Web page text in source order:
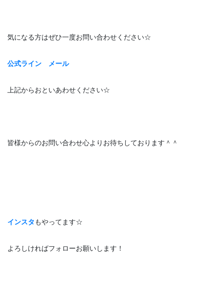
気になる方はぜひ一度お問い合わせください☆
公式ライン メール
上記からおといあわせください☆
皆様からのお問い合わせ心よりお待ちしております＾＾
インスタ もやってます☆
よろしければフォローお願いします！